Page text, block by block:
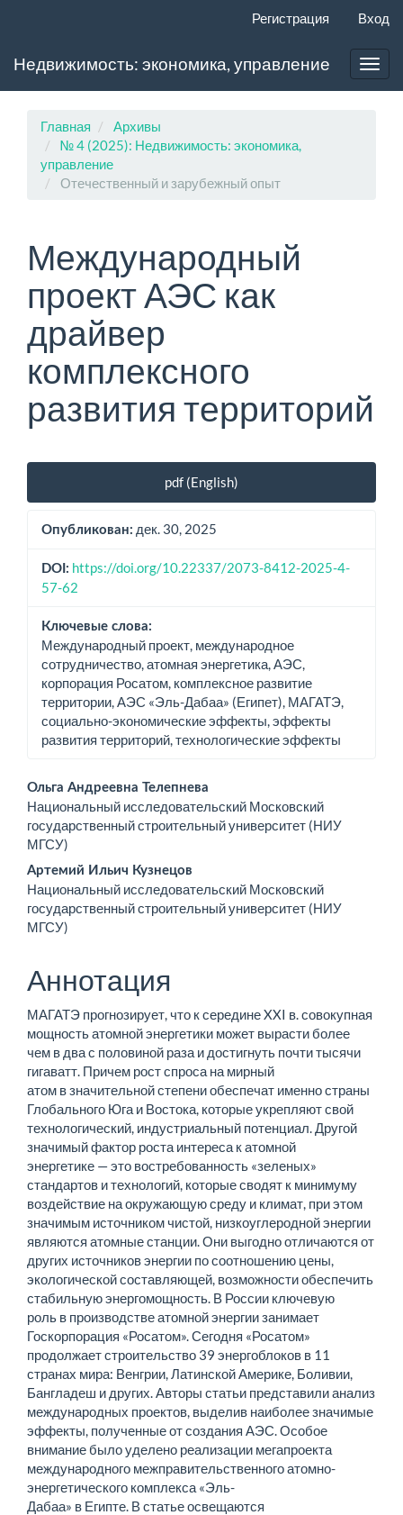
Основное
панель
Регистрация Вход
Недвижимость: экономика, управление
Главная
Архивы
№ 4 (2025): Недвижимость: экономика,
управление
Отечественный и зарубежный опыт
Международный
проект АЭС как
драйвер
комплексного
развития территорий
Боковая
панель
статьи
pdf (English)
Опубликован: дек. 30, 2025
DOI: https://doi.org/10.22337/2073-8412-2025-4-
57-62
Ключевые слова:
Международный проект, международное
сотрудничество, атомная энергетика, АЭС,
корпорация Росатом, комплексное развитие
территории, АЭС «Эль-Дабаа» (Египет), МАГАТЭ,
социально-экономические эффекты, эффекты
развития территорий, технологические эффекты
Основное
содержимое
статьи
Ольга Андреевна Телепнева
Национальный исследовательский Московский
государственный строительный университет (НИУ
МГСУ)
Артемий Ильич Кузнецов
Национальный исследовательский Московский
государственный строительный университет (НИУ
МГСУ)
Аннотация
МАГАТЭ прогнозирует, что к середине XXI в. совокупная
мощность атомной энергетики может вырасти более
чем в два с половиной раза и достигнуть почти тысячи
гигаватт. Причем рост спроса на мирный
атом в значительной степени обеспечат именно страны
Глобального Юга и Востока, которые укреп­ляют свой
технологический, индустриальный потенциал. Другой
значимый фактор роста интереса к атомной
энергетике — это востребованность «зеленых»
стандартов и технологий, которые сводят к минимуму
воздействие на окружающую среду и климат, при этом
значимым источником чистой, низкоуглеродной энергии
являются атомные станции. Они выгодно отличаются от
других источников энергии по соотношению цены,
экологической составляющей, возможности обеспечить
стабильную энергомощность. В России ключевую
роль в производстве атомной энергии занимает
Госкорпорация «Росатом». Сегодня «Росатом»
продолжает строительство 39 энергоблоков в 11
странах мира: Венгрии, Латинской Америке, Боливии,
Бангладеш и других. Авторы статьи представили анализ
международных проектов, выделив наиболее значимые
эффекты, полученные от создания АЭС. Особое
внимание было уделено реализации мегапроекта
международного межправительственного атомно-
энергетического комплекса «Эль-
Дабаа» в Египте. В статье освещаются